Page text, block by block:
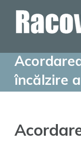
încălzire